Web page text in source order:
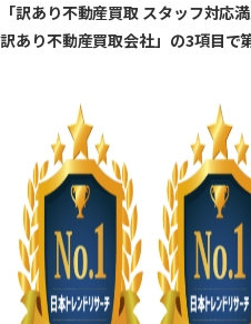
「訳あり不動産買取 スタッフ対応
訳あり不動産買取会社」の3項目で